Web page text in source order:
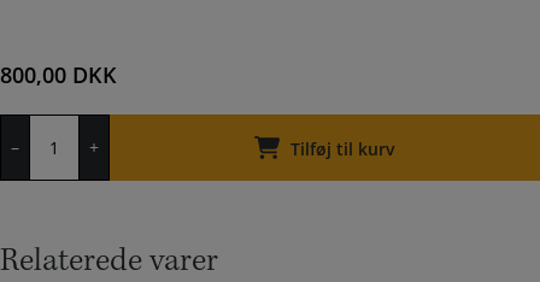
800,00 DKK
–
Ø
gr.
+ Tilføj til kurv
Relaterede varer